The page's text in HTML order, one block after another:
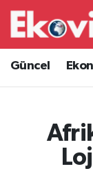
Güncel
Güncel
Ekonomi
Borsa
İş Dünyası
Hava
Trafik
Süper
Tüm